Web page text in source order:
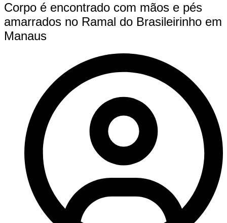
Corpo é encontrado com mãos e pés
amarrados no Ramal do Brasileirinho em
Manaus